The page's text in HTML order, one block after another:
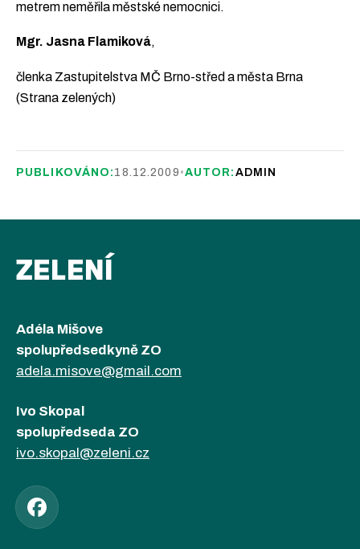
metrem neměřila městské nemocnici.
Mgr. Jasna Flamiková,
členka Zastupitelstva MČ Brno-střed a města Brna
(Strana zelených)
PUBLIKOVÁNO: 18.12.2009 •AUTOR: ADMIN
ZELENÍ
Adéla Mišove
spolupředsedkyně ZO
adela.misove@gmail.com
Ivo Skopal
spolupředseda ZO
ivo.skopal@zeleni.cz